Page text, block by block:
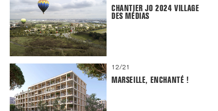
CHANTIER JO 2024 VILLAGE
DES MÉDIAS
12/21
MARSEILLE, ENCHANTÉ !